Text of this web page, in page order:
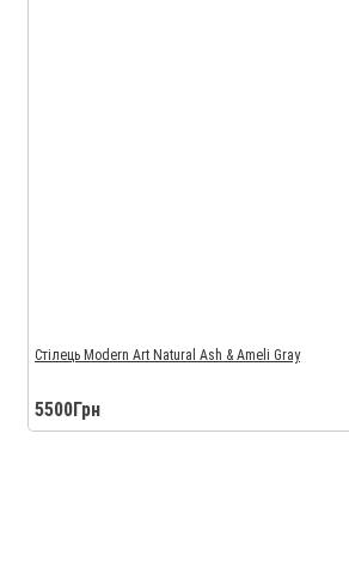
Стілець Modern Art Natural Ash & Ameli Gray
5500Грн